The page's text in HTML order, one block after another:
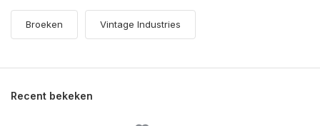
Broeken Vintage Industries
Recent bekeken